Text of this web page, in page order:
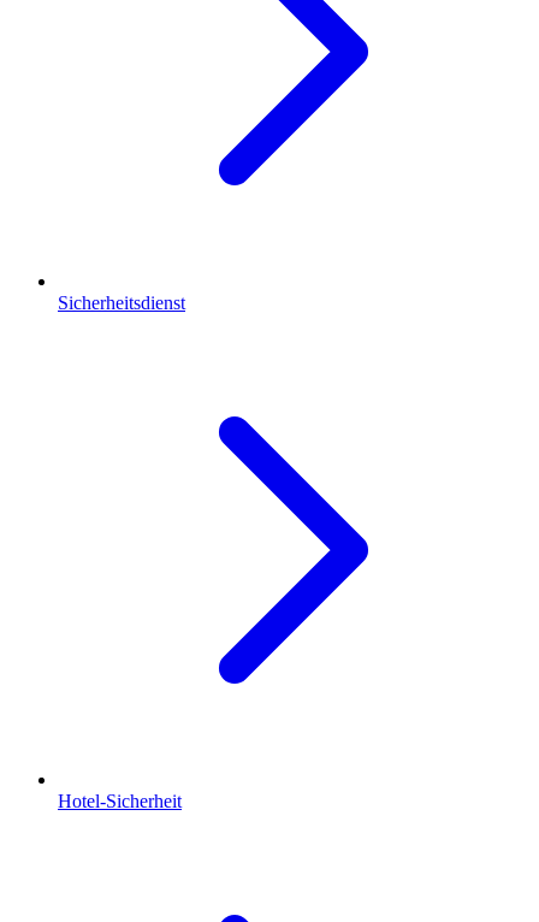
Sicherheitsdienst
Hotel-Sicherheit